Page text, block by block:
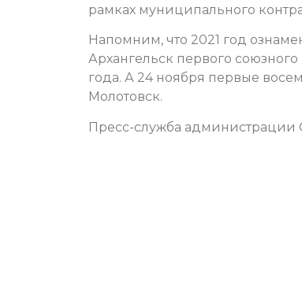
рамках муниципального
Напомним, что 2021 год
Архангельск первого союзного
года. А 24 ноября первые
Молотовск.
Пресс-служба администрации